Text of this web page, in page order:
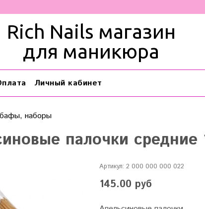
Rich Nails магазин
для маникюра
Личный кабинет
наборы
палочки
Артикул: 2 000 000 000 022
145.00 руб